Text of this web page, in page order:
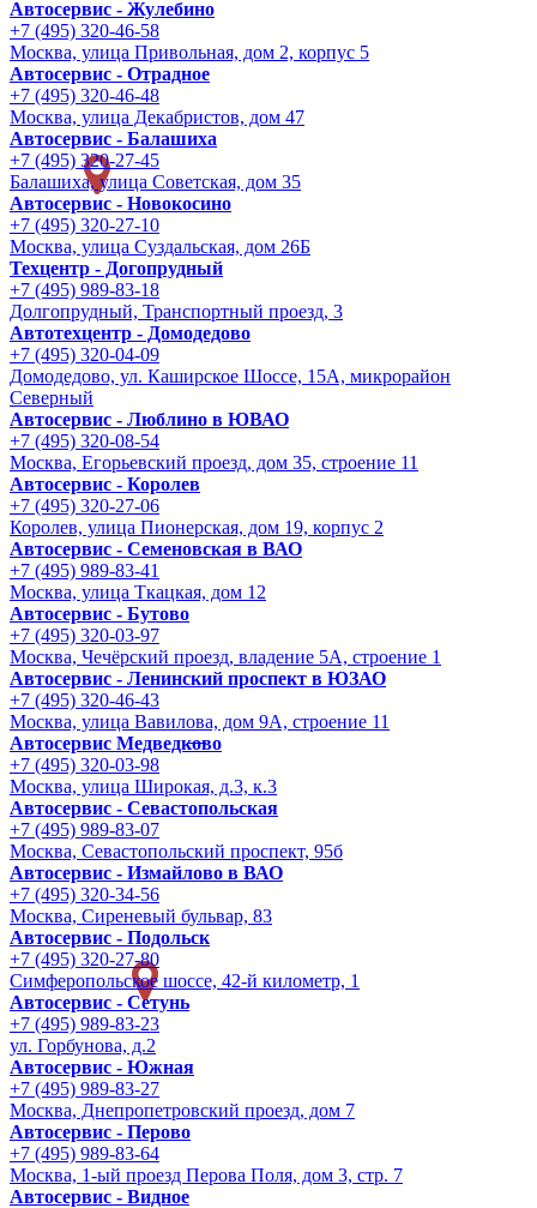
Автосервис - Жулебино
+7 (495) 320-46-58
Москва, улица Привольная, дом 2, корпус 5
Автосервис - Отрадное
+7 (495) 320-46-48
Москва, улица Декабристов, дом 47
Автосервис - Балашиха
+7 (495) 320-27-45
Балашиха, улица Советская, дом 35
Автосервис - Новокосино
+7 (495) 320-27-10
Москва, улица Суздальская, дом 26Б
Техцентр - Догопрудный
+7 (495) 989-83-18
Долгопрудный, Транспортный проезд, 3
Автотехцентр - Домодедово
+7 (495) 320-04-09
Домодедово, ул. Каширское Шоссе, 15А, микрорайон
Северный
Автосервис - Люблино в ЮВАО
+7 (495) 320-08-54
Москва, Егорьевский проезд, дом 35, строение 11
Автосервис - Королев
+7 (495) 320-27-06
Королев, улица Пионерская, дом 19, корпус 2
Автосервис - Семеновская в ВАО
+7 (495) 989-83-41
Москва, улица Ткацкая, дом 12
Автосервис - Бутово
+7 (495) 320-03-97
Москва, Чечёрский проезд, владение 5А, строение 1
Автосервис - Ленинский проспект в ЮЗАО
+7 (495) 320-46-43
Москва, улица Вавилова, дом 9A, строение 11
Автосервис Медведково
+7 (495) 320-03-98
Москва, улица Широкая, д.3, к.3
Автосервис - Cевастопольская
+7 (495) 989-83-07
Москва, Севастопольский проспект, 95б
Автосервис - Измайлово в ВАО
+7 (495) 320-34-56
Москва, Сиреневый бульвар, 83
Автосервис - Подольск
+7 (495) 320-27-80
Симферопольское шоссе, 42-й километр, 1
Автосервис - Сетунь
+7 (495) 989-83-23
ул. Горбунова, д.2
Автосервис - Южная
+7 (495) 989-83-27
Москва, Днепропетровский проезд, дом 7
Автосервис - Перово
+7 (495) 989-83-64
Москва, 1-ый проезд Перова Поля, дом 3, стр. 7
Автосервис - Видное